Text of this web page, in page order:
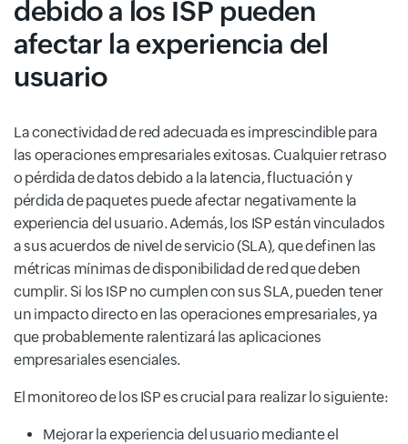
debido a los ISP pueden
afectar la experiencia del
usuario
La conectividad de red adecuada es imprescindible para
las operaciones empresariales exitosas. Cualquier retraso
o pérdida de datos debido a la latencia, fluctuación y
pérdida de paquetes puede afectar negativamente la
experiencia del usuario. Además, los ISP están vinculados
a sus acuerdos de nivel de servicio (SLA), que definen las
métricas mínimas de disponibilidad de red que deben
cumplir. Si los ISP no cumplen con sus SLA, pueden tener
un impacto directo en las operaciones empresariales, ya
que probablemente ralentizará las aplicaciones
empresariales esenciales.
El monitoreo de los ISP es crucial para realizar lo siguiente:
Mejorar la experiencia del usuario mediante el